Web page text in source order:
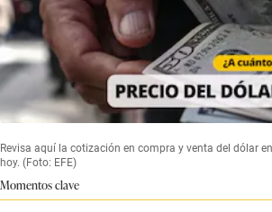
Revisa aquí la cotización en compra y venta del dólar
hoy. (Foto: EFE)
Momentos clave